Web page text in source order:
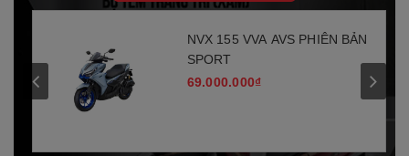
NVX 155 VVA AVS PHIÊN BẢN
SPORT
69.000.000₫